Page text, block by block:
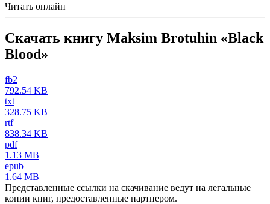
Читать онлайн
Скачать книгу Maksim Brotuhin «Black
Blood»
fb2
792.54 KB
txt
328.75 KB
rtf
838.34 KB
pdf
1.13 MB
epub
1.64 MB
Представленные ссылки на скачивание ведут на легальные
копии книг, предоставленные партнером.